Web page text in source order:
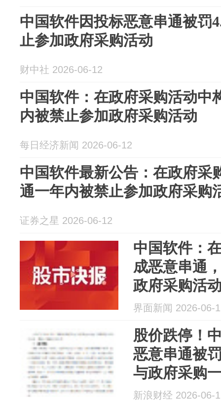
中国软件因投标恶意串通被罚
止参加政府采购活动
财中社 2026-06-12
中国软件：在政府采购活动中
内被禁止参加政府采购活动
每日经济新闻 2026-06-12
中国软件最新公告：在政府采
通一年内被禁止参加政府采购
证券之星 2026-06-12
中国软件：
成恶意串通
政府采购活
界面新闻 2026-06-
股价跌停！
恶意串通被
与政府采购
新浪财经 2026-06-